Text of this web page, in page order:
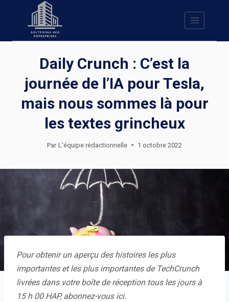
Daily Crunch : C’est la
journée de l’IA pour Tesla,
mais nous sommes là pour
les textes grincheux
Par L'équipe rédactionnelle 1 octobre 2022
Pour obtenir un aperçu des histoires les plus
importantes et les plus importantes de TechCrunch
livrées dans votre boîte de réception tous les jours à
15 h 00 HAP, abonnez-vous ici.